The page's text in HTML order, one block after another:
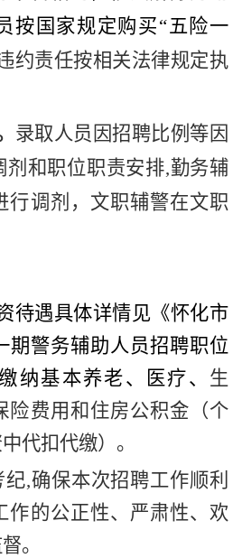
按国家规定购买“五险一
约责任按相关法律规定执
录取人员因招聘比例等因
剂和职位职责安排,勤务辅
行调剂，文职辅警在文职
待遇具体详情见《怀化市
期警务辅助人员招聘职位
纳基本养老、医疗、 生
险费用和住房公积金（个
代扣代缴）。
纪,确保本次招聘工作顺利
作的公正性、严肃性、欢
。